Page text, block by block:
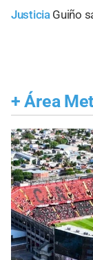
Justicia Guiño
+ Área